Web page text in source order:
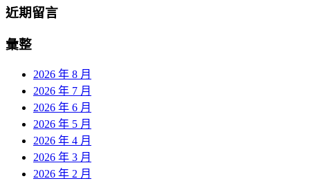
近期留言
彙整
2026 年 8 月
2026 年 7 月
2026 年 6 月
2026 年 5 月
2026 年 4 月
2026 年 3 月
2026 年 2 月